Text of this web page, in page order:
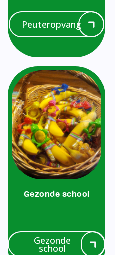
Peuteropvang
Gezonde school
Gezonde
school